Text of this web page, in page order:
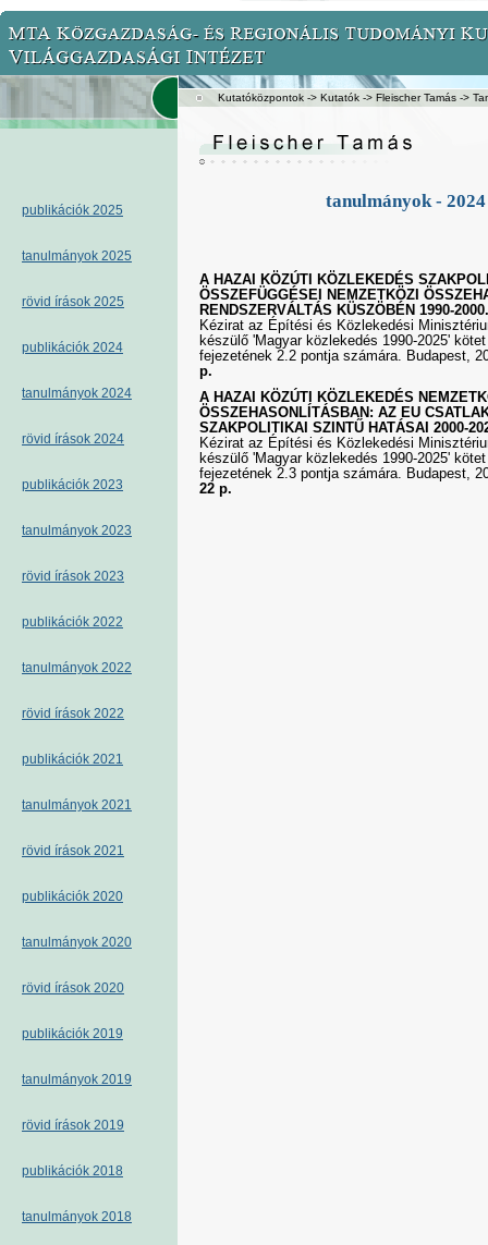
Kutatóközpontok -> Kutatók -> Fleischer Tamás ->
publikációk 2025
tanulmányok 2025
rövid írások 2025
publikációk 2024
tanulmányok 2024
rövid írások 2024
publikációk 2023
tanulmányok 2023
rövid írások 2023
publikációk 2022
tanulmányok 2022
rövid írások 2022
publikációk 2021
tanulmányok 2021
rövid írások 2021
publikációk 2020
tanulmányok 2020
rövid írások 2020
publikációk 2019
tanulmányok 2019
rövid írások 2019
publikációk 2018
tanulmányok 2018
tanulmányok - 2024
A HAZAI KÖZÚTI KÖZLEKEDÉS
ÖSSZEFÜGGÉSEI NEMZETKÖZI
RENDSZERVÁLTÁS KÜSZÖBÉN 1990-2000.
Kézirat az Építési és Közlekedési
készülő 'Magyar közlekedés 1990-2025'
fejezetének 2.2 pontja számára. Budapest,
p.
A HAZAI KÖZÚTI KÖZLEKEDÉS
ÖSSZEHASONLÍTÁSBAN: AZ EU
SZAKPOLITIKAI SZINTŰ HATÁSAI 2000-
Kézirat az Építési és Közlekedési
készülő 'Magyar közlekedés 1990-2025'
fejezetének 2.3 pontja számára. Budapest,
22 p.